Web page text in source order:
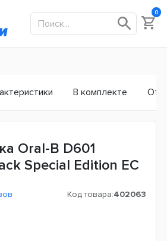
0
В комплекте
Oral-B D601
Special Edition ЕС
Код товара:402063